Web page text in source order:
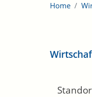
Home